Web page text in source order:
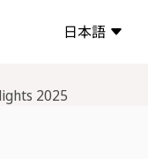
日本語
2025